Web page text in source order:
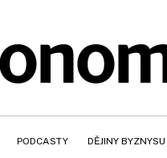
PODCASTY DĚJINY BYZNYSU